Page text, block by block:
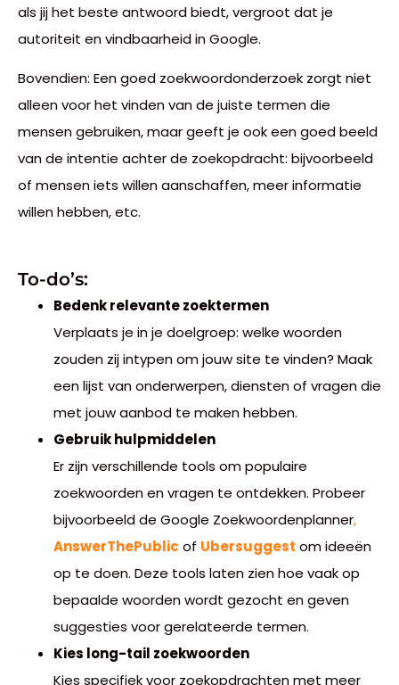
als jij het beste antwoord biedt, vergroot dat je
autoriteit en vindbaarheid in Google.
Bovendien: Een goed zoekwoordonderzoek zorgt niet
alleen voor het vinden van de juiste termen die
mensen gebruiken, maar geeft je ook een goed beeld
van de intentie achter de zoekopdracht: bijvoorbeeld
of mensen iets willen aanschaffen, meer informatie
willen hebben, etc.
To-do’s:
Bedenk relevante zoektermen
Verplaats je in je doelgroep: welke woorden
zouden zij intypen om jouw site te vinden? Maak
een lijst van onderwerpen, diensten of vragen die
met jouw aanbod te maken hebben.
Gebruik hulpmiddelen
Er zijn verschillende tools om populaire
zoekwoorden en vragen te ontdekken. Probeer
bijvoorbeeld de Google Zoekwoordenplanner,
AnswerThePublic of Ubersuggest om ideeën
op te doen. Deze tools laten zien hoe vaak op
bepaalde woorden wordt gezocht en geven
suggesties voor gerelateerde termen.
Kies long-tail zoekwoorden
Kies specifiek voor zoekopdrachten met meer